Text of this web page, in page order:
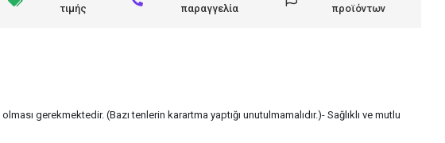
τιμής
παραγγελία
προϊόντων
gerekmektedir. (Bazı tenlerin karartma yaptığı unutulmamalıdır.)- Sağlıklı ve mutlu